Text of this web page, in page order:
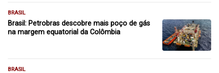
BRASIL
Brasil: Petrobras descobre mais poço de gás
na margem equatorial da Colômbia
BRASIL